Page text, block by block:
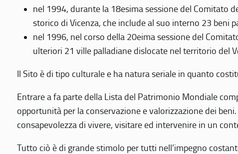
nel 1994, durante la 18esima sessione del Comitato
storico di Vicenza, che include al suo interno 23 beni
nel 1996, nel corso della 20eima sessione del
ulteriori 21 ville palladiane dislocate nel territorio del
Il Sito è di tipo culturale e ha natura seriale in quanto
Entrare a fa parte della Lista del Patrimonio Mondiale
opportunità per la conservazione e valorizzazione dei
consapevolezza di vivere, visitare ed intervenire in un
Tutto ciò è di grande stimolo per tutti nell’impegno